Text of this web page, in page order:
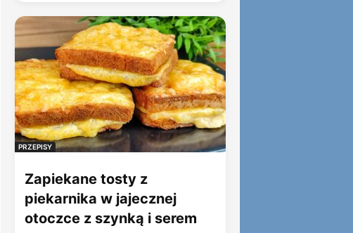
PRZEPISY
Zapiekane tosty z
piekarnika w jajecznej
otoczce z szynką i serem